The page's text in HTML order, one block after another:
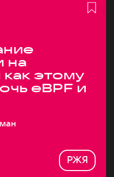
на
как этому
eBPF и
РЖЯ